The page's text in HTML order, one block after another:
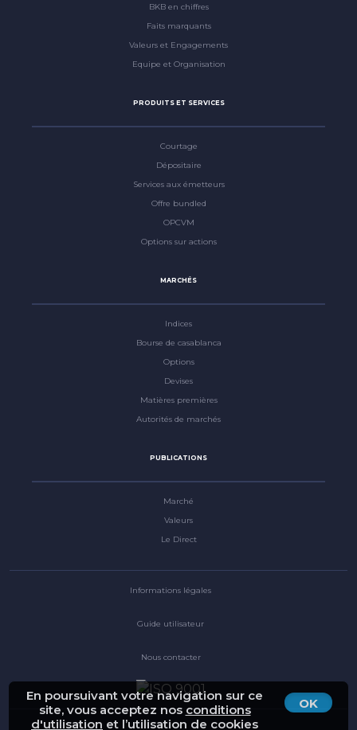
OK
En poursuivant votre navigation sur ce
site, vous acceptez nos conditions
d'utilisation et l’utilisation de cookies
BKB en chiffres
Faits marquants
Valeurs et Engagements
Equipe et Organisation
PRODUITS ET SERVICES
Courtage
Dépositaire
Services aux émetteurs
Offre bundled
OPCVM
Options sur actions
MARCHÉS
Indices
Bourse de casablanca
Options
Devises
Matières premières
Autorités de marchés
PUBLICATIONS
Marché
Valeurs
Le Direct
Informations légales
Guide utilisateur
Nous contacter